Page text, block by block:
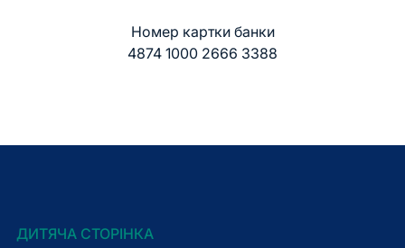
Номер картки банки
4874 1000 2666 3388
ДИТЯЧА СТОРІНКА